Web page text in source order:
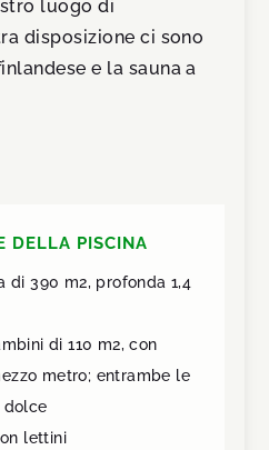
luogo di
disposizione ci sono
e la sauna a
DELLA PISCINA
di 390 m2, profonda 1,4
di 110 m2, con
metro; entrambe le
dolce
lettini